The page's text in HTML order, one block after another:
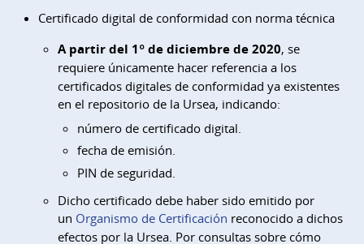
Certificado digital de conformidad con norma técnica
A partir del 1º de diciembre de 2020, se
requiere únicamente hacer referencia a los
certificados digitales de conformidad ya existentes
en el repositorio de la Ursea, indicando:
número de certificado digital.
fecha de emisión.
PIN de seguridad.
Dicho certificado debe haber sido emitido por
un Organismo de Certificación reconocido a dichos
efectos por la Ursea. Por consultas sobre cómo